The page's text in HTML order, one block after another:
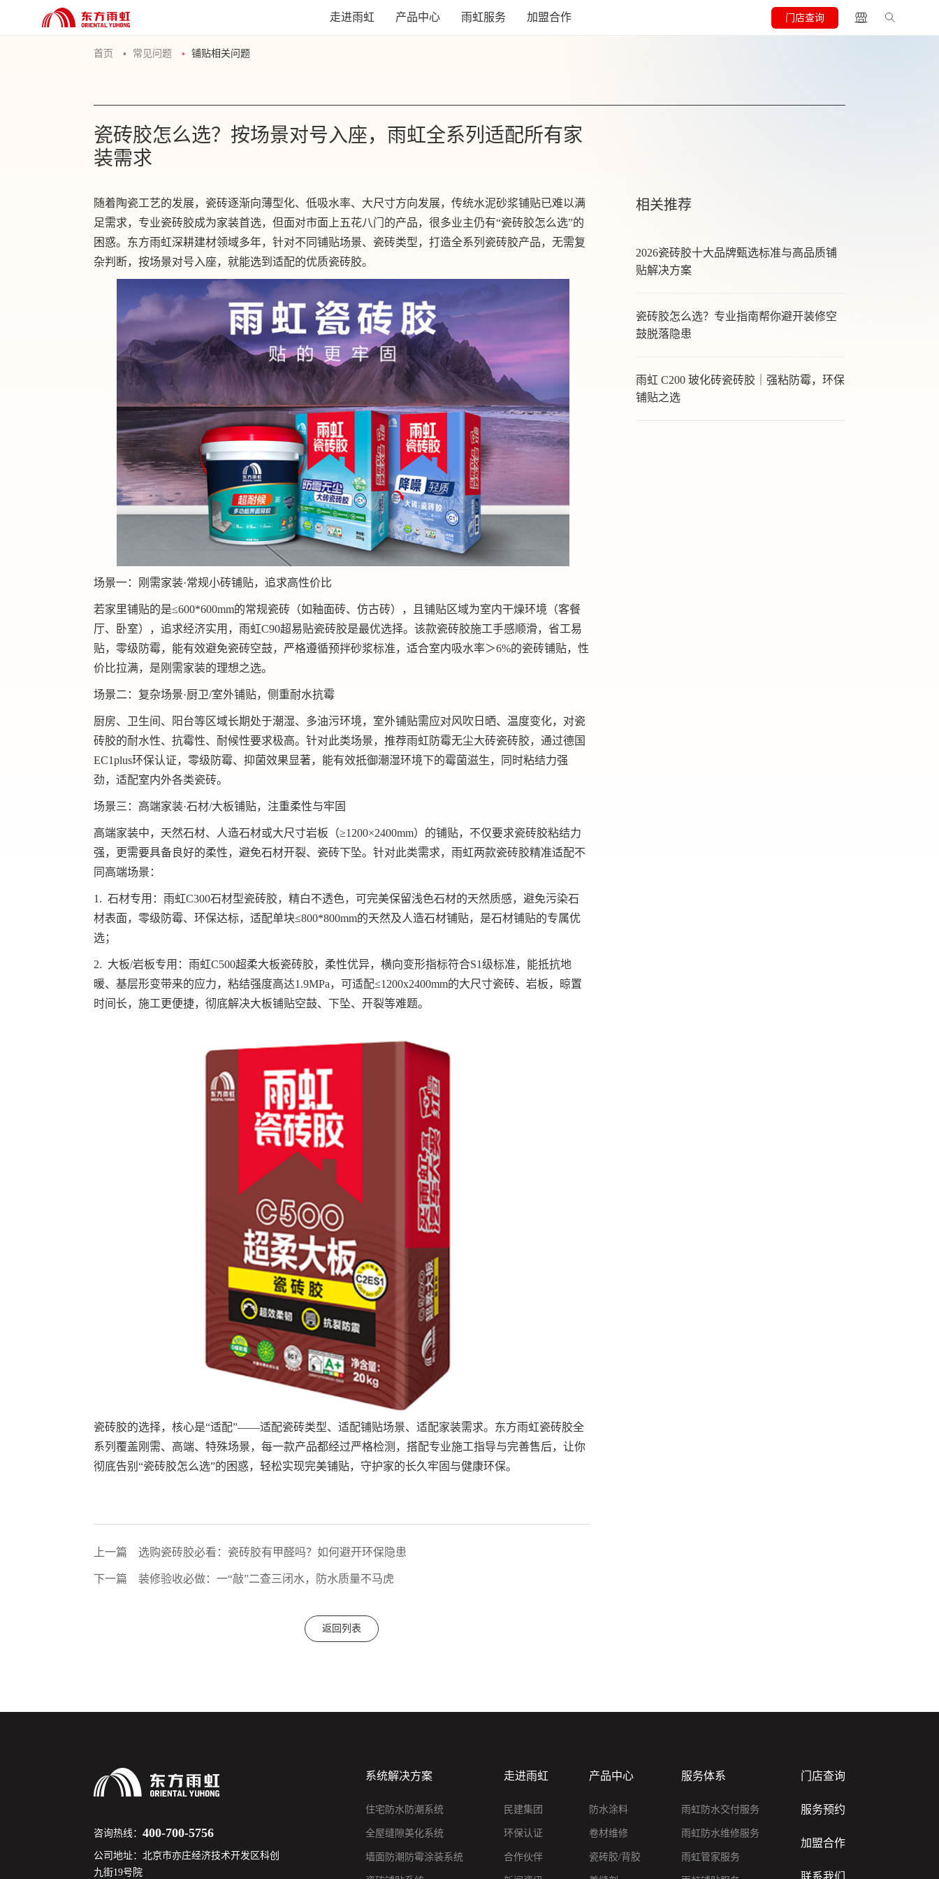
走进雨虹 产品中心 雨虹服务 加盟合作 门店查询
首页 常见问题 铺贴相关问题
瓷砖胶怎么选？按场景对号入座，雨虹全系列适配所有家
装需求
随着陶瓷工艺的发展，瓷砖逐渐向薄型化、低吸水率、大尺寸方向发展，传统水泥砂浆铺贴已难以满
足需求，专业瓷砖胶成为家装首选，但面对市面上五花八门的产品，很多业主仍有“瓷砖胶怎么选”的
困惑。东方雨虹深耕建材领域多年，针对不同铺贴场景、瓷砖类型，打造全系列瓷砖胶产品，无需复
杂判断，按场景对号入座，就能选到适配的优质瓷砖胶。
场景一：刚需家装·常规小砖铺贴，追求高性价比
若家里铺贴的是≤600*600mm的常规瓷砖（如釉面砖、仿古砖），且铺贴区域为室内干燥环境（客餐
厅、卧室），追求经济实用，雨虹C90超易贴瓷砖胶是最优选择。该款瓷砖胶施工手感顺滑，省工易
贴，零级防霉，能有效避免瓷砖空鼓，严格遵循预拌砂浆标准，适合室内吸水率＞6%的瓷砖铺贴，性
价比拉满，是刚需家装的理想之选。
场景二：复杂场景·厨卫/室外铺贴，侧重耐水抗霉
厨房、卫生间、阳台等区域长期处于潮湿、多油污环境，室外铺贴需应对风吹日晒、温度变化，对瓷
砖胶的耐水性、抗霉性、耐候性要求极高。针对此类场景，推荐雨虹防霉无尘大砖瓷砖胶，通过德国
EC1plus环保认证，零级防霉、抑菌效果显著，能有效抵御潮湿环境下的霉菌滋生，同时粘结力强
劲，适配室内外各类瓷砖。
场景三：高端家装·石材/大板铺贴，注重柔性与牢固
高端家装中，天然石材、人造石材或大尺寸岩板（≥1200×2400mm）的铺贴，不仅要求瓷砖胶粘结力
强，更需要具备良好的柔性，避免石材开裂、瓷砖下坠。针对此类需求，雨虹两款瓷砖胶精准适配不
同高端场景：
1. 石材专用：雨虹C300石材型瓷砖胶，精白不透色，可完美保留浅色石材的天然质感，避免污染石
材表面，零级防霉、环保达标，适配单块≤800*800mm的天然及人造石材铺贴，是石材铺贴的专属优
选；
2. 大板/岩板专用：雨虹C500超柔大板瓷砖胶，柔性优异，横向变形指标符合S1级标准，能抵抗地
暖、基层形变带来的应力，粘结强度高达1.9MPa，可适配≤1200x2400mm的大尺寸瓷砖、岩板，晾置
时间长，施工更便捷，彻底解决大板铺贴空鼓、下坠、开裂等难题。
瓷砖胶的选择，核心是“适配”——适配瓷砖类型、适配铺贴场景、适配家装需求。东方雨虹瓷砖胶全
系列覆盖刚需、高端、特殊场景，每一款产品都经过严格检测，搭配专业施工指导与完善售后，让你
彻底告别“瓷砖胶怎么选”的困惑，轻松实现完美铺贴，守护家的长久牢固与健康环保。
上一篇 选购瓷砖胶必看：瓷砖胶有甲醛吗？如何避开环保隐患
下一篇 装修验收必做：一“敲”二查三闭水，防水质量不马虎
返回列表
相关推荐
2026瓷砖胶十大品牌甄选标准与高品质铺
贴解决方案
瓷砖胶怎么选？专业指南帮你避开装修空
鼓脱落隐患
雨虹 C200 玻化砖瓷砖胶｜强粘防霉，环保
铺贴之选
咨询热线：400-700-5756
公司地址：北京市亦庄经济技术开发区科创
九街19号院
系统解决方案
住宅防水防潮系统
全屋缝隙美化系统
墙面防潮防霉涂装系统
走进雨虹
民建集团
环保认证
合作伙伴
产品中心
防水涂料
卷材维修
瓷砖胶/背胶
服务体系
雨虹防水交付服务
雨虹防水维修服务
雨虹管家服务
门店查询
服务预约
加盟合作